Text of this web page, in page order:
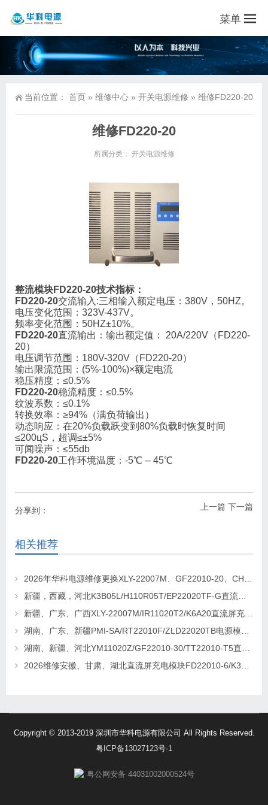
菜单
当前位置： 首页 » 维修中心 » 开关电源维修 » 维修FD220-20
维修FD220-20
所属分类： 开关电源维修
整流模块FD220-20技术指标：
FD220-20交流输入:三相输入额定电压：380V，50HZ。
电压变化范围：323V-437V。
频率变化范围：50HZ±10%。
FD220-20直流输出：输出额定值： 20A/220V（FD220-
20）
电压调节范围：180V-320V（FD220-20）
输出限流范围：(5%-100%)×额定电流
稳压精度：≤0.5%
FD220-20稳流精度：≤0.5%
纹波系数：≤0.1%
转换效率：≥94%（满负荷输出）
动态响应：在20%负载跃变到80%负载时恢复时间
≤200цS，超调≤±5%
可闻噪声：≤55db
FD220-20工作环境温度：-5℃ -- 45℃
上一篇 下一篇
分享到：
相关推荐
2026年华科电源维修更换XLY-22007M、GF22010-20、CHR-22020直流屏充电模块
新疆，西藏，河北K3B05L/H110R05T/EP22020TF-G直流屏充电模块维修更换
新疆、广东、广西XLY-22007M/IR11020T2/K6A20直流屏充电模块维修更换
湖南、广东、新疆PMI-SA/RT22010F/ZLD22020TB电源模块维修更换
湖南、新疆、河北YM11020Z/GF22010-30/TT22010-T5直流屏充电模块维修更换
2026维修安徽、甘肃、湖北直流屏充电模块FD22010-6/K3B20L/GF22010-10
Copyright © 2013-2019 深圳市华科电源有限公司 All Rights Reserved.
粤ICP备13027123号-1
粤公网安备 44031002000524号